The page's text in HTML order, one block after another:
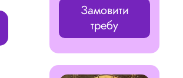
Замовити
требу